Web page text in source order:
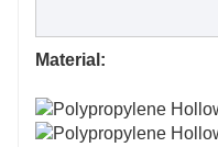
Material: